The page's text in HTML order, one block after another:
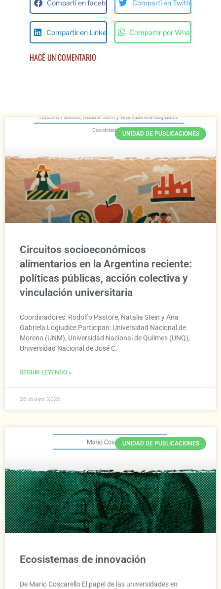
Compartí en facebok Compartí en Twitter
Compartir en Linkedin Compartir por Whats App
HACÉ UN COMENTARIO
UNIDAD DE PUBLICACIONES
Circuitos socioeconómicos
alimentarios en la Argentina reciente:
políticas públicas, acción colectiva y
vinculación universitaria
Coordinadores: Rodolfo Pastore, Natalia Stein y Ana
Gabriela Logiudice Participan: Universidad Nacional de
Moreno (UNM), Universidad Nacional de Quilmes (UNQ),
Universidad Nacional de José C.
SEGUIR LEYENDO »
26 mayo, 2026
UNIDAD DE PUBLICACIONES
Ecosistemas de innovación
De Mario Coscarello El papel de las universidades en